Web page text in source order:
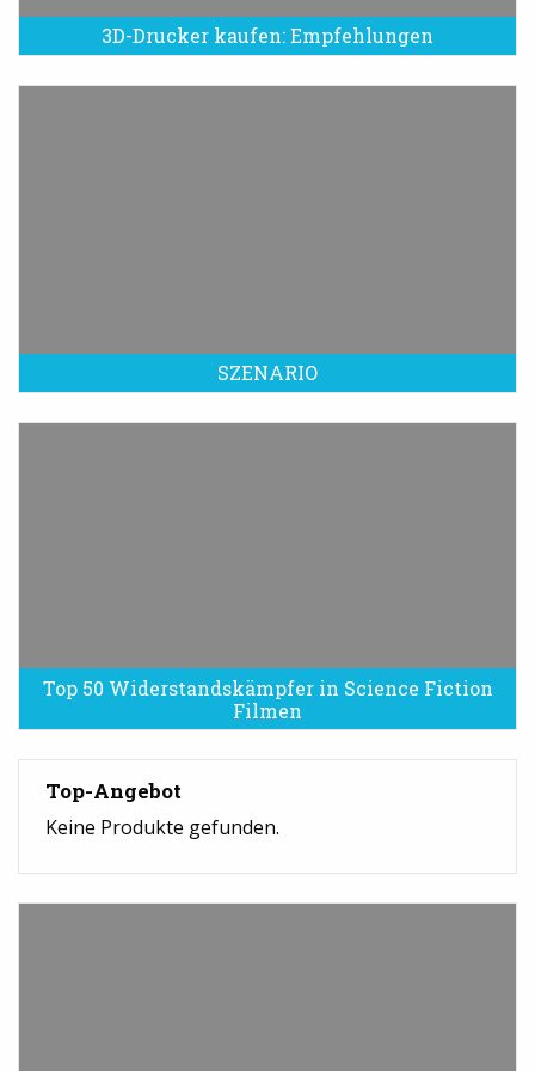
3D-Drucker kaufen: Empfehlungen
SZENARIO
Top 50 Widerstandskämpfer in Science Fiction
Filmen
Top-Angebot
Keine Produkte gefunden.